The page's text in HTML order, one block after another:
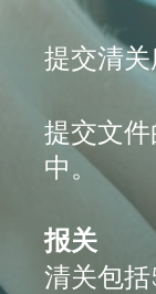
提交清关
提交文
中。
报关
清关包